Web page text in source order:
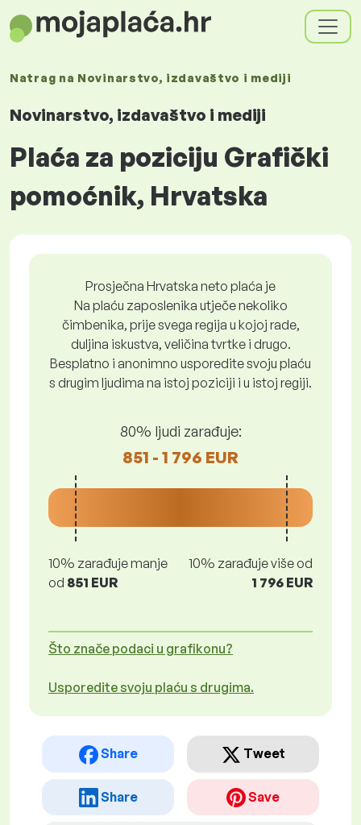
Natrag na Novinarstvo, izdavaštvo i mediji
Novinarstvo, izdavaštvo i mediji
Plaća za poziciju Grafički
pomoćnik, Hrvatska
Prosječna Hrvatska neto plaća je
Na plaću zaposlenika utječe nekoliko
čimbenika, prije svega regija u kojoj rade,
duljina iskustva, veličina tvrtke i drugo.
Besplatno i anonimno usporedite svoju plaću
s drugim ljudima na istoj poziciji i u istoj regiji.
80% ljudi zarađuje:
851 - 1 796 EUR
10% zarađuje manje
od 851 EUR
10% zarađuje više od
1 796 EUR
Što znače podaci u grafikonu?
Usporedite svoju plaću s drugima.
Share Tweet
Share Save